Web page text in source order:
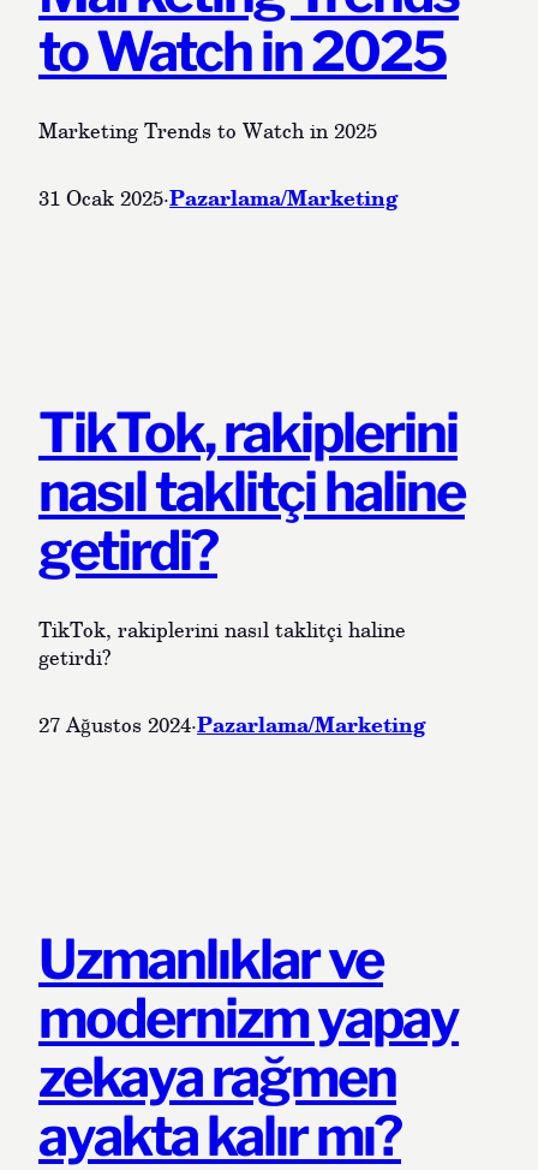
to Watch in 2025
Marketing Trends to Watch in 2025
31 Ocak 2025·Pazarlama/Marketing
TikTok, rakiplerini
nasıl taklitçi haline
getirdi?
TikTok, rakiplerini nasıl taklitçi haline
getirdi?
27 Ağustos 2024·Pazarlama/Marketing
Uzmanlıklar ve
modernizm yapay
zekaya rağmen
ayakta kalır mı?